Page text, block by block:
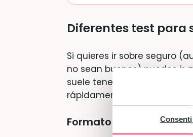
Diferentes test para
Si quieres ir sobre seguro
no sean buenos) puedes ir
suele tener un precio
rápidamente.
Formato de tira.